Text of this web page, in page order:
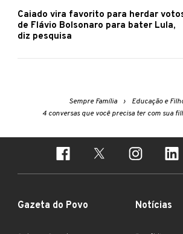
Caiado vira favorito para herdar
de Flávio Bolsonaro para bater Lula,
diz pesquisa
Sempre Família
Educação e
4 conversas que você precisa ter com sua
Gazeta do Povo Notícias